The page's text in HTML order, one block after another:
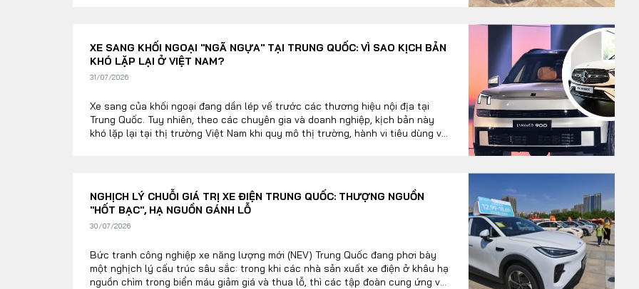
XE SANG KHỐI NGOẠI "NGÃ NGỰA" TẠI TRUNG QUỐC: VÌ SAO KỊCH BẢN
KHÓ LẶP LẠI Ở VIỆT NAM?
31/07/2026
Xe sang của khối ngoại đang dần lép vế trước các thương hiệu nội địa tại
Trung Quốc. Tuy nhiên, theo các chuyên gia và doanh nghiệp, kịch bản này
khó lặp lại tại thị trường Việt Nam khi quy mô thị trường, hành vi tiêu dùng và
NGHỊCH LÝ CHUỖI GIÁ TRỊ XE ĐIỆN TRUNG QUỐC: THƯỢNG NGUỒN
"HỐT BẠC", HẠ NGUỒN GÁNH LỖ
30/07/2026
Bức tranh công nghiệp xe năng lượng mới (NEV) Trung Quốc đang phơi bày
một nghịch lý cấu trúc sâu sắc: trong khi các nhà sản xuất xe điện ở khâu hạ
nguồn chìm trong biển máu giảm giá và thua lỗ, thì các tập đoàn cung ứng vật